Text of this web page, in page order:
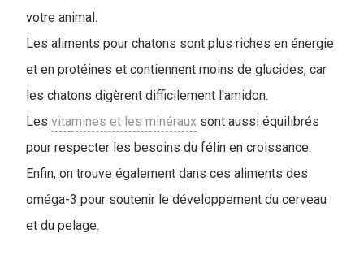
votre animal.
Les aliments pour chatons sont plus riches en énergie
et en protéines et contiennent moins de glucides, car
les chatons digèrent difficilement l'amidon.
Les vitamines et les minéraux sont aussi équilibrés
pour respecter les besoins du félin en croissance.
Enfin, on trouve également dans ces aliments des
oméga-3 pour soutenir le développement du cerveau
et du pelage.